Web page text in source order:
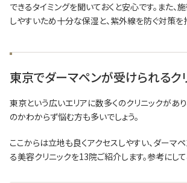
できるタイミングを聞いておくと安心です。また、
しやすいため十分な保湿と、紫外線を防ぐ対策を
東京でダーマペンが受けられるク
東京という広いエリアに数多くのクリニックがあ
のかわからず悩む方も多いでしょう。
ここからは立地も良くアクセスしやすい、ダーマ
る美容クリニックを13院ご紹介します。参考にして